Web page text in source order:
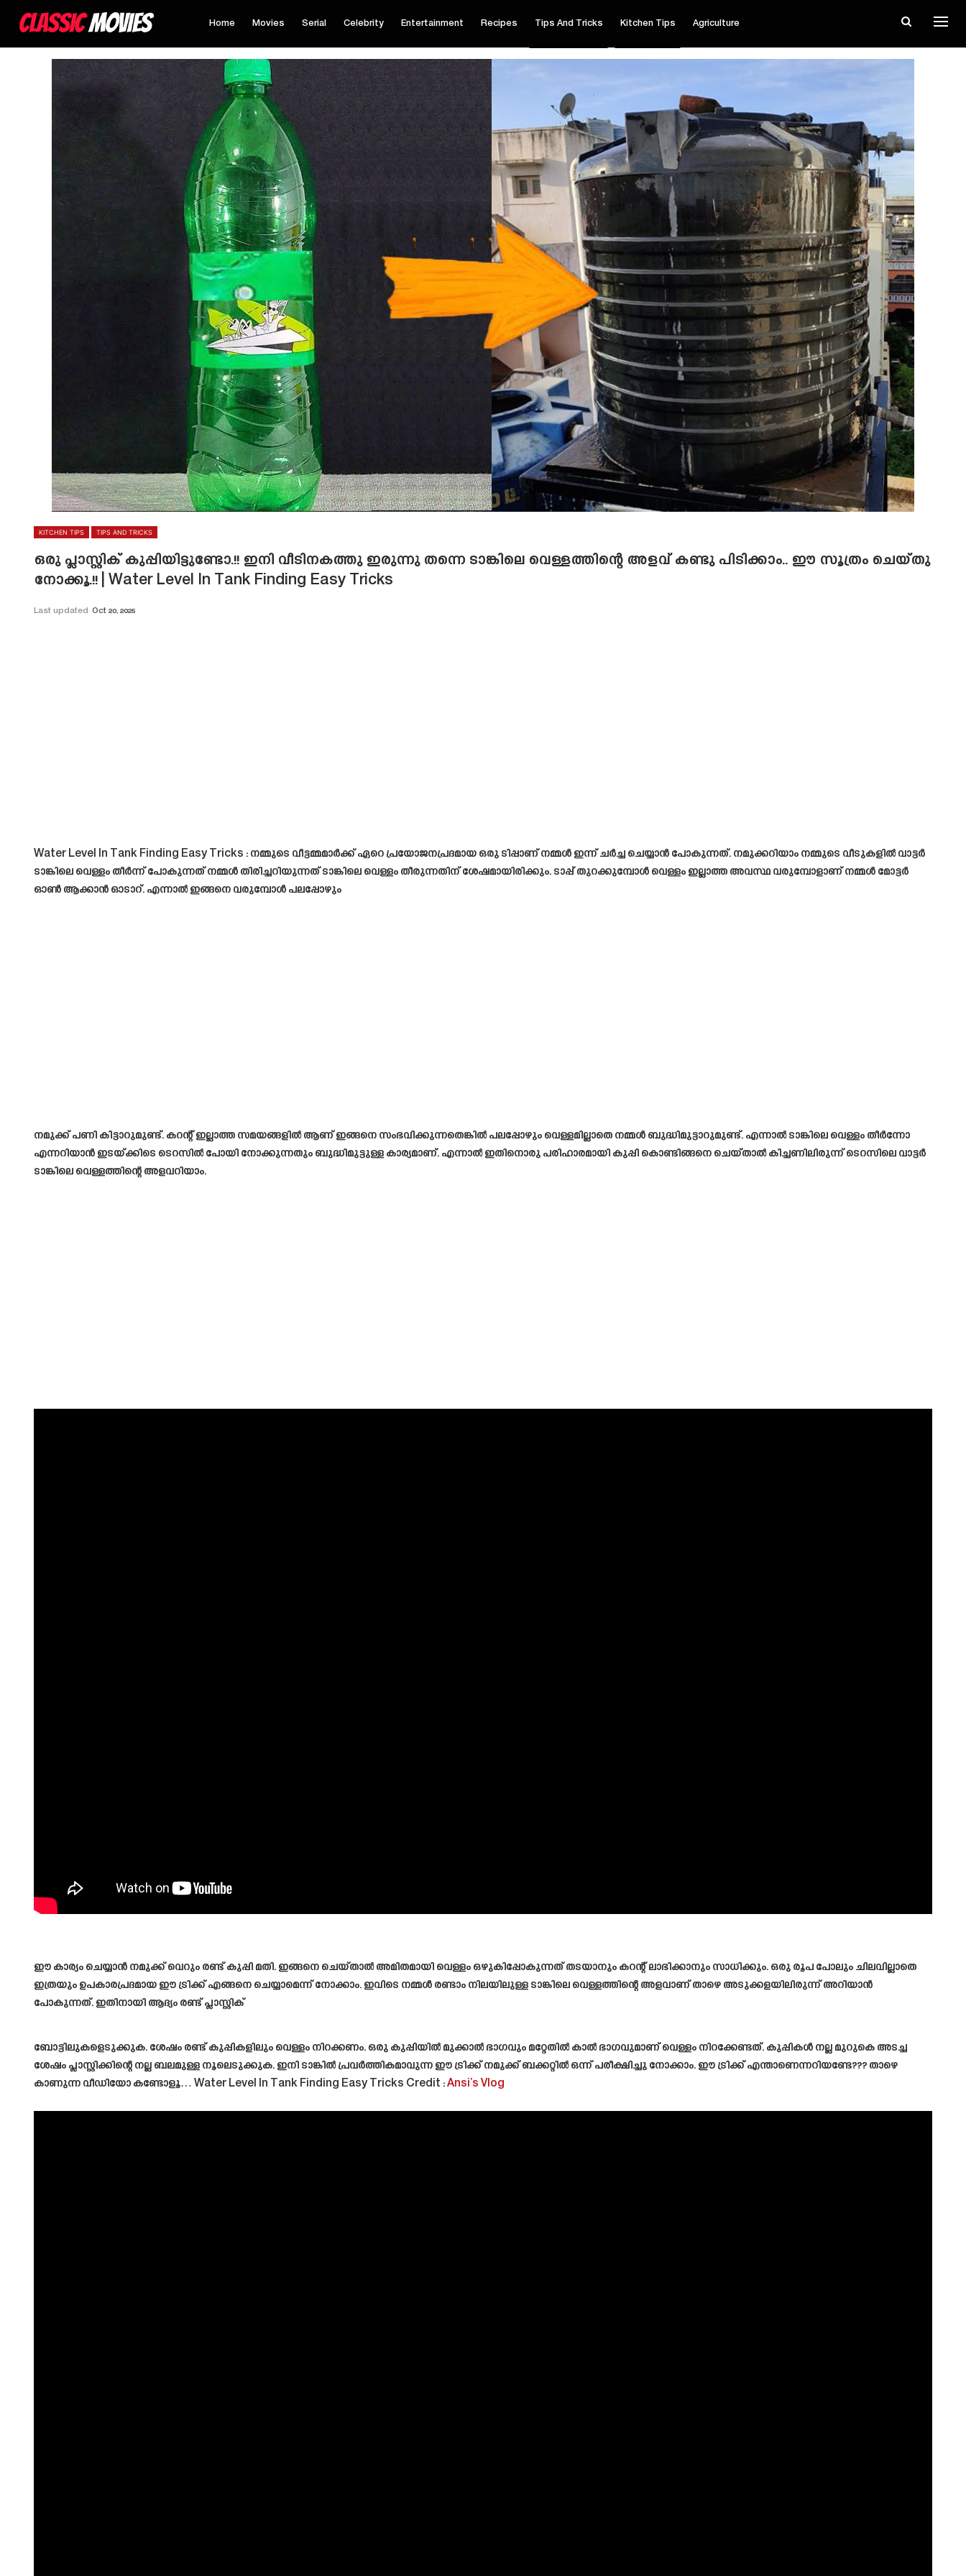
Home Movies Serial Celebrity Entertainment Recipes Tips And Tricks Kitchen Tips Agriculture
KITCHEN TIPS TIPS AND TRICKS
ഒരു പ്ലാസ്റ്റിക് കുപ്പിയിട്ടുണ്ടോ.!! ഇനി വീടിനകത്തു ഇരുന്നു തന്നെ ടാങ്കിലെ വെള്ളത്തിന്റെ അളവ് കണ്ടു പിടിക്കാം.. ഈ സൂത്രം ചെയ്തു
നോക്കൂ.!! | Water Level In Tank Finding Easy Tricks
Last updated Oct 20, 2025
Water Level In Tank Finding Easy Tricks : നമ്മുടെ വീട്ടമ്മമാർക്ക് ഏറെ പ്രയോജനപ്രദമായ ഒരു ടിപ്പാണ് നമ്മൾ ഇന്ന് ചർച്ച ചെയ്യാൻ പോകുന്നത്. നമുക്കറിയാം നമ്മുടെ വീടുകളിൽ വാട്ടർ
ടാങ്കിലെ വെള്ളം തീർന്ന് പോകുന്നത് നമ്മൾ തിരിച്ചറിയുന്നത് ടാങ്കിലെ വെള്ളം തീരുന്നതിന് ശേഷമായിരിക്കും. ടാപ്പ് തുറക്കുമ്പോൾ വെള്ളം ഇല്ലാത്ത അവസ്ഥ വരുമ്പോളാണ് നമ്മൾ മോട്ടർ
ഓൺ ആക്കാൻ ഓടാറ്. എന്നാൽ ഇങ്ങനെ വരുമ്പോൾ പലപ്പോഴും
നമുക്ക് പണി കിട്ടാറുമുണ്ട്. കറന്റ് ഇല്ലാത്ത സമയങ്ങളിൽ ആണ് ഇങ്ങനെ സംഭവിക്കുന്നതെങ്കിൽ പലപ്പോഴും വെള്ളമില്ലാതെ നമ്മൾ ബുദ്ധിമുട്ടാറുമുണ്ട്. എന്നാൽ ടാങ്കിലെ വെള്ളം തീർന്നോ
എന്നറിയാൻ ഇടയ്ക്കിടെ ടെറസിൽ പോയി നോക്കുന്നതും ബുദ്ധിമുട്ടുള്ള കാര്യമാണ്. എന്നാൽ ഇതിനൊരു പരിഹാരമായി കുപ്പി കൊണ്ടിങ്ങനെ ചെയ്താൽ കിച്ചണിലിരുന്ന് ടെറസിലെ വാട്ടർ
ടാങ്കിലെ വെള്ളത്തിന്റെ അളവറിയാം.
ഈ കാര്യം ചെയ്യാൻ നമുക്ക് വെറും രണ്ട് കുപ്പി മതി. ഇങ്ങനെ ചെയ്താൽ അമിതമായി വെള്ളം ഒഴുകിപ്പോകുന്നത് തടയാനും കറന്റ് ലാഭിക്കാനും സാധിക്കും. ഒരു രൂപ പോലും ചിലവില്ലാതെ
ഇത്രയും ഉപകാരപ്രദമായ ഈ ട്രിക്ക് എങ്ങനെ ചെയ്യാമെന്ന് നോക്കാം. ഇവിടെ നമ്മൾ രണ്ടാം നിലയിലുള്ള ടാങ്കിലെ വെള്ളത്തിന്റെ അളവാണ് താഴെ അടുക്കളയിലിരുന്ന് അറിയാൻ
പോകുന്നത്. ഇതിനായി ആദ്യം രണ്ട് പ്ലാസ്റ്റിക്
ബോട്ടിലുകളെടുക്കുക. ശേഷം രണ്ട് കുപ്പികളിലും വെള്ളം നിറക്കണം. ഒരു കുപ്പിയിൽ മുക്കാൽ ഭാഗവും മറ്റേതിൽ കാൽ ഭാഗവുമാണ് വെള്ളം നിറക്കേണ്ടത്. കുപ്പികൾ നല്ല മുറുകെ അടച്ച
ശേഷം പ്ലാസ്റ്റിക്കിന്റെ നല്ല ബലമുള്ള നൂലെടുക്കുക. ഇനി ടാങ്കിൽ പ്രവർത്തികമാവുന്ന ഈ ട്രിക്ക് നമുക്ക് ബക്കറ്റിൽ ഒന്ന് പരീക്ഷിച്ചു നോക്കാം. ഈ ട്രിക്ക് എന്താണെന്നറിയണ്ടേ??? താഴെ
കാണുന്ന വീഡിയോ കണ്ടോളൂ… Water Level In Tank Finding Easy Tricks Credit :Ansi’s Vlog